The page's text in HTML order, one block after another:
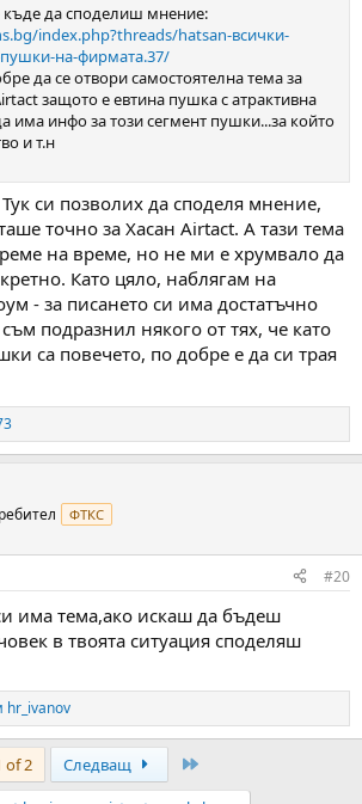
къде да споделиш мнение:
index.php?threads/hatsan-всички-
на-фирмата.37/
да се отвори самостоятелна тема за
защото е евтина пушка с атрактивна
има инфо за този сегмент пушки...за който
и т.н
си позволих да споделя мнение,
точно за Хасан Airtact. А тази тема
на време, но не ми е хрумвало да
Като цяло, наблягам на
- за писането си има достатъчно
подразнил някого от тях, че като
са повечето, по добре е да си трая
ФТКС
#20
има тема,ако искаш да бъдеш
в твоята ситуация споделяш
hr_ivanov
of 2 Следващ